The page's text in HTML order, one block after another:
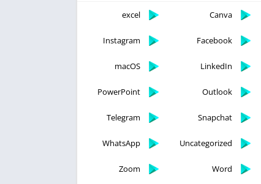
Canva
excel
Facebook
Instagram
LinkedIn
macOS
Outlook
PowerPoint
Snapchat
Telegram
Uncategorized
WhatsApp
Word
Zoom